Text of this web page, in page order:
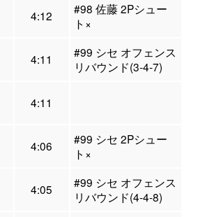
4:12
#98 佐藤 2Pシュー
ト×
4:11
#99 シセ オフェンス
リバウンド(3-4-7)
4:11
4:06
#99 シセ 2Pシュー
ト×
4:05
#99 シセ オフェンス
リバウンド(4-4-8)